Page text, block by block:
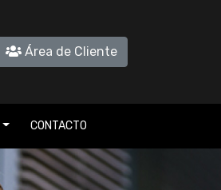
Área de Cliente
CONTACTO